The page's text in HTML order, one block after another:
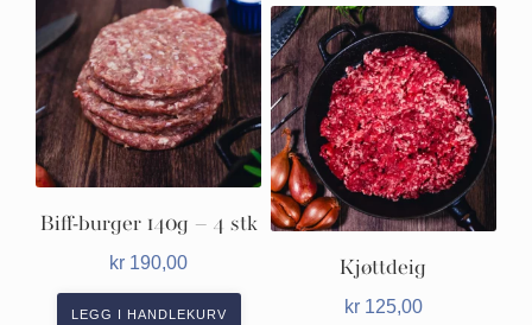
Biff-burger 140g – 4 stk
kr 190,00
LEGG I HANDLEKURV
Kjøttdeig
kr125,00